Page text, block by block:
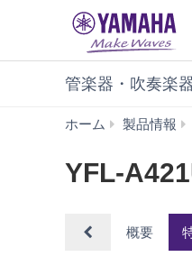
管楽器・吹奏楽
ホーム 製品情報
YFL-
概要